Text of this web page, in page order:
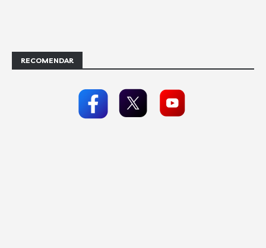
RECOMENDAR